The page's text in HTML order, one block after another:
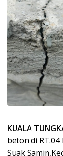
KUALA
beton di RT.04
Suak